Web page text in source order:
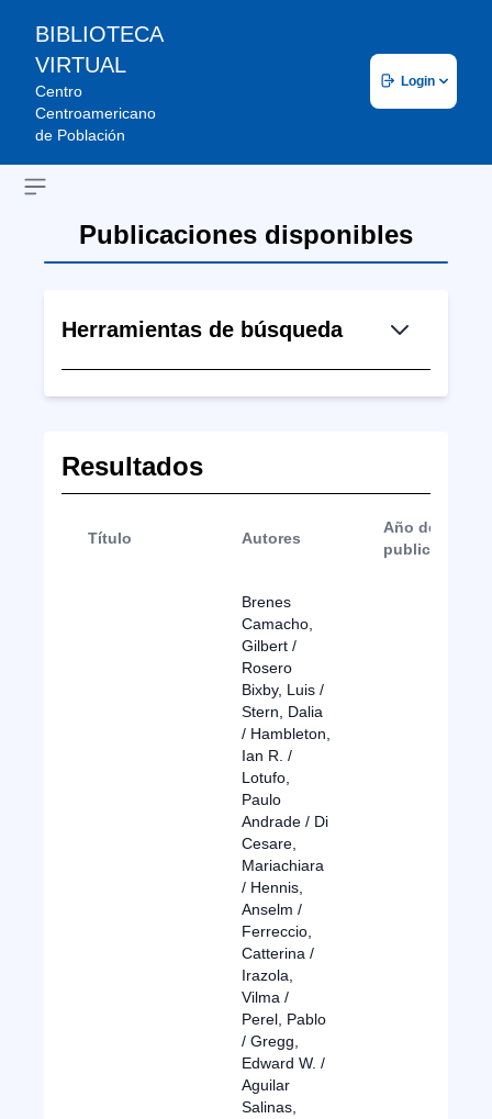
BIBLIOTECA
VIRTUAL
Centro
Centroamericano
de Población
Login
Open sidebar
Publicaciones disponibles
Herramientas de búsqueda
Resultados
Título Autores
Año de
publicación
Brenes
Camacho,
Gilbert /
Rosero
Bixby, Luis /
Stern, Dalia
/ Hambleton,
Ian R. /
Lotufo,
Paulo
Andrade / Di
Cesare,
Mariachiara
/ Hennis,
Anselm /
Ferreccio,
Catterina /
Irazola,
Vilma /
Perel, Pablo
/ Gregg,
Edward W. /
Aguilar
Salinas,